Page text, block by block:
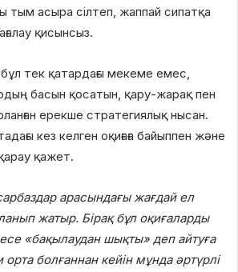
тым асыра сілтеп, жаппай сипатқа
қисынсыз.
тек қатардағы мекеме емес,
басын қосатын, қару-жарақ пен
ерекше стратегиялық нысан.
кез келген оқиғаға байыппен және
қажет.
арасындағы жағдай ел
жатыр. Бірақ бұл оқиғаларды
«бақылаудан шықты» деп айтуға
болғаннан кейін мұнда әртүрлі